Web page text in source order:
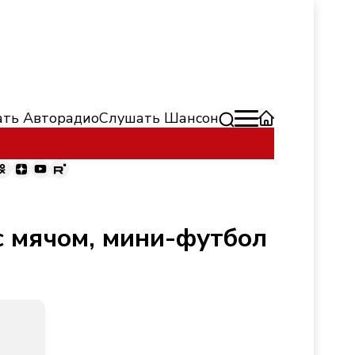
АвторадиоСлушать Шансон
мячом, мини-футбол